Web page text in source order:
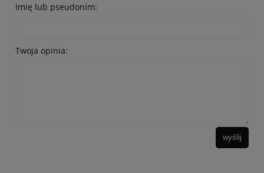
Imię lub pseudonim:
Twoja opinia:
wyślij